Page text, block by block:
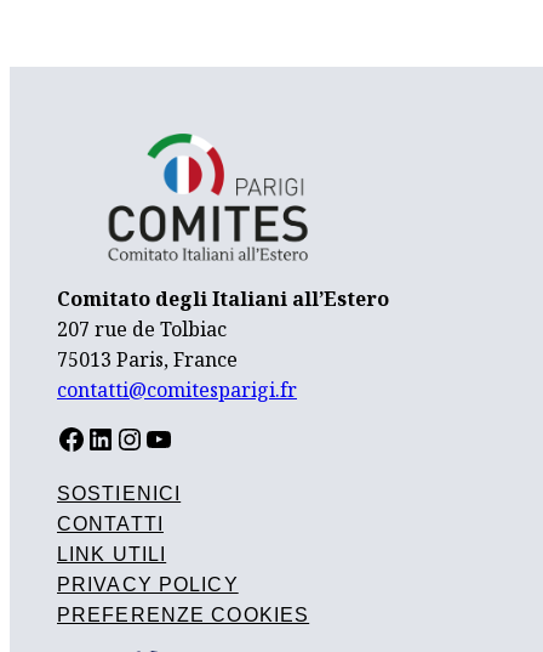
Comitato degli Italiani all’Estero
207 rue de Tolbiac
75013 Paris, France
contatti@comitesparigi.fr
FACEBOOK LINKEDIN INSTAGRAM YOUTUBE
SOSTIENICI
CONTATTI
LINK UTILI
PRIVACY POLICY
PREFERENZE COOKIES